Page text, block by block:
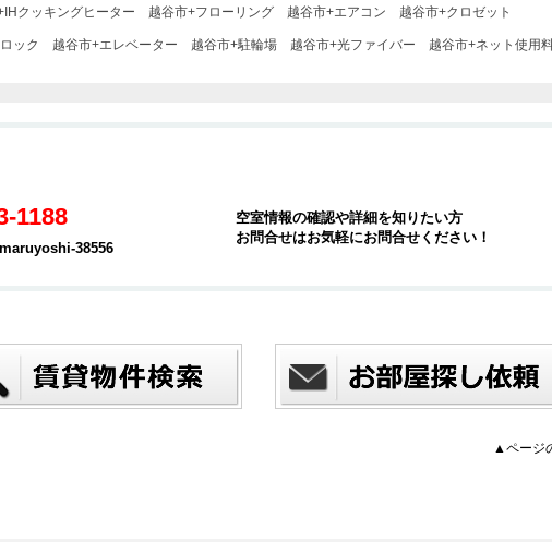
クッキングヒーター 越谷市+フローリング 越谷市+エアコン 越谷市+クロゼット
ック 越谷市+エレベーター 越谷市+駐輪場 越谷市+光ファイバー 越谷市+ネット使用
1188
maruyoshi-38556
空室情報の確認や詳細を知りたい方
お問合せはお気軽にお問合せください！
▲ページ